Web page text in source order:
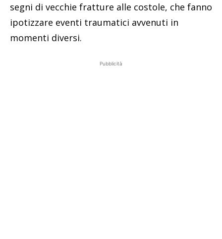
segni di vecchie fratture alle costole, che fanno
ipotizzare eventi traumatici avvenuti in
momenti diversi.
Pubblicità